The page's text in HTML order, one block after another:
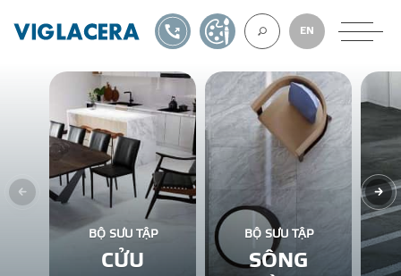
VỀ CHÚNG
GẠCH ỐP LÁT
BÊ TÔNG KHÍ
EN
1900561582TỰ THIẾT KẾ
BỘ SƯU TẬP
CỬU
BỘ SƯU TẬP
SÔNG